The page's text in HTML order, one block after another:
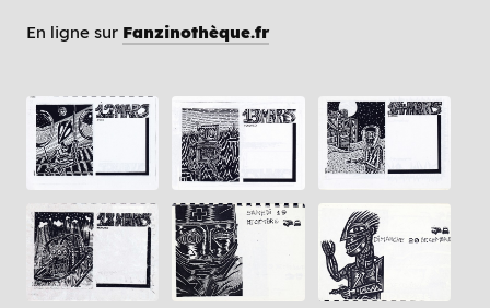
En ligne sur Fanzinothèque.fr